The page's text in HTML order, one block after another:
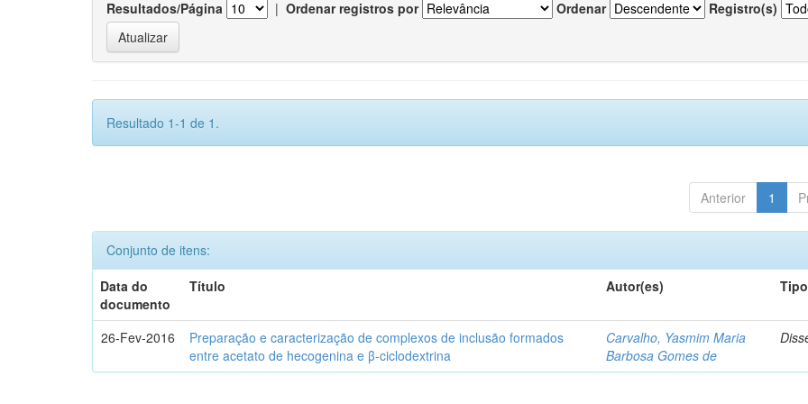
Resultados/Página | Ordenar registros por Ordenar Registro(s)
Resultado 1-1 de 1.
Anterior 1
Conjunto de itens:
Data do
documento
Título Autor(es) Tipo
26-Fev-2016
Preparação e caracterização de complexos de inclusão formados
entre acetato de hecogenina e β-ciclodextrina
Carvalho, Yasmim Maria
Barbosa Gomes de